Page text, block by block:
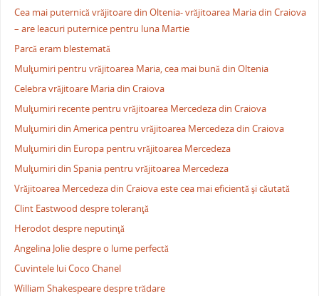
Cea mai puternică vrăjitoare din Oltenia- vrăjitoarea Maria din Craiova
– are leacuri puternice pentru luna Martie
Parcă eram blestemată
Mulţumiri pentru vrăjitoarea Maria, cea mai bună din Oltenia
Celebra vrăjitoare Maria din Craiova
Mulţumiri recente pentru vrăjitoarea Mercedeza din Craiova
Mulţumiri din America pentru vrăjitoarea Mercedeza din Craiova
Mulţumiri din Europa pentru vrăjitoarea Mercedeza
Mulţumiri din Spania pentru vrăjitoarea Mercedeza
Vrăjitoarea Mercedeza din Craiova este cea mai eficientă şi căutată
Clint Eastwood despre toleranţă
Herodot despre neputinţă
Angelina Jolie despre o lume perfectă
Cuvintele lui Coco Chanel
William Shakespeare despre trădare